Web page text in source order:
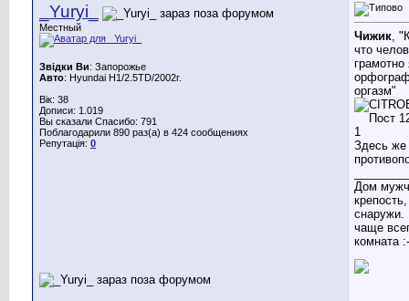
_Yuryi_
Местный
Звідки Ви: Запорожье
Авто: Hyundai H1/2.5TD/2002г.
Вік: 38
Дописи: 1.019
Вы сказали Спасибо: 791
Поблагодарили 890 раз(а) в 424 сообщениях
Репутація: 0
Чижик ,
что
оргазм"
Здесь же
Дом
снаружи.
чаще
комната